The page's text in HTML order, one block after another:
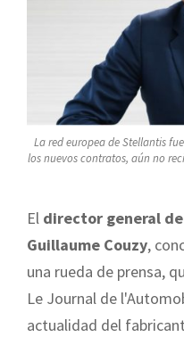
La red europea de Stellantis
los nuevos contratos, aún no
El director general
Guillaume Couzy,
una rueda de prensa,
Le Journal de
actualidad del